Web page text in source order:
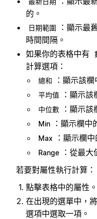
的。
日期範圍
：顯示最
時間間隔。
如果你的表格中有
計算選項：
總和 ：顯示該
平均值 ：顯示
中位數 ：顯示
Min ：顯示欄中
Max ：顯示欄
Range
：從最
若要對屬性執行計算：
點擊表格中的屬性。
在出現的選單中，
選項中選取一項。